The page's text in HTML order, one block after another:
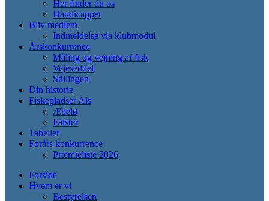
Her finder du os
Handicappet
Bliv medlem
Indmeldelse via klubmodul
Årskonkurrence
Måling og vejning af fisk
Vejeseddel
Stillingen
Din historie
Fiskepladser Als
Æbelø
Falster
Tabeller
Forårs konkurrence
Præmieliste 2026
Forside
Hvem er vi
Bestyrelsen